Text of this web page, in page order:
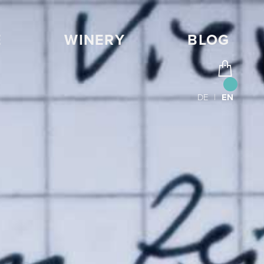
WINERY BLOG
DE | EN